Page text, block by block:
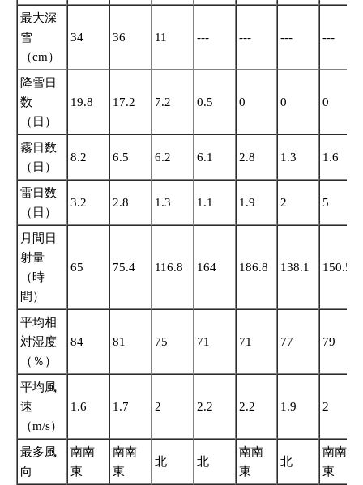
最大深
雪
（cm）
34 36 11 --- --- --- ---
降雪日
数
（日）
19.8 17.2 7.2 0.5 0 0 0
霧日数
（日）
8.2 6.5 6.2 6.1 2.8 1.3 1.6
雷日数
（日）
3.2 2.8 1.3 1.1 1.9 2 5
月間日
射量
（時
間）
65 75.4 116.8 164 186.8 138.1 150.5
平均相
対湿度
（％）
84 81 75 71 71 77 79
平均風
速
（m/s）
1.6 1.7 2 2.2 2.2 1.9 2
最多風
向
南南
東
南南
東
北 北
南南
東
北
南南
東